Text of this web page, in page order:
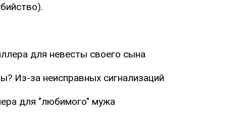
для невесты своего сына
Из-за неисправных сигнализаций
для "любимого" мужа